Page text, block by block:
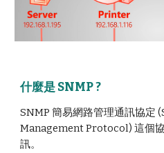
什麼是 SNMP ?
SNMP 簡易網路管理通訊協
Management Protocol) 這個
訊。